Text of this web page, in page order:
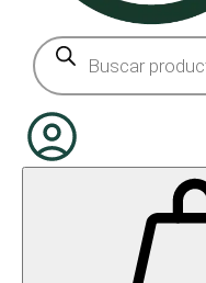
Búsqueda
de
productos